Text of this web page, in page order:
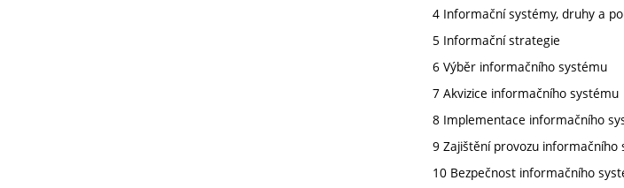
4 Informační systémy, druhy a
5 Informační strategie
6 Výběr informačního systému
7 Akvizice informačního systému
8 Implementace informačního
9 Zajištění provozu informačního
10 Bezpečnost informačního